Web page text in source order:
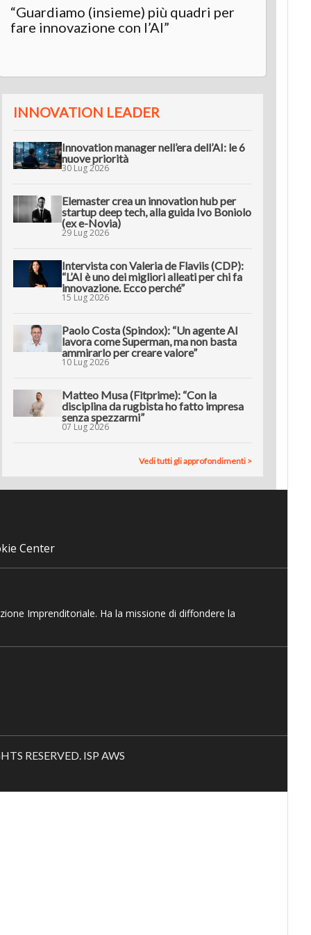
“Guardiamo (insieme) più quadri per
fare innovazione con l’AI”
INNOVATION LEADER
Innovation manager nell’era dell’AI: le 6
nuove priorità
30 Lug 2026
Elemaster crea un innovation hub per
startup deep tech, alla guida Ivo Boniolo
(ex e-Novia)
29 Lug 2026
Intervista con Valeria de Flaviis (CDP):
“L’AI è uno dei migliori alleati per chi fa
innovazione. Ecco perché”
15 Lug 2026
Paolo Costa (Spindox): “Un agente AI
lavora come Superman, ma non basta
ammirarlo per creare valore”
10 Lug 2026
Matteo Musa (Fitprime): “Con la
disciplina da rugbista ho fatto impresa
senza spezzarmi”
07 Lug 2026
Vedi tutti gli approfondimenti >
Center
Imprenditoriale. Ha la missione di diffondere la
RESERVED. ISP AWS